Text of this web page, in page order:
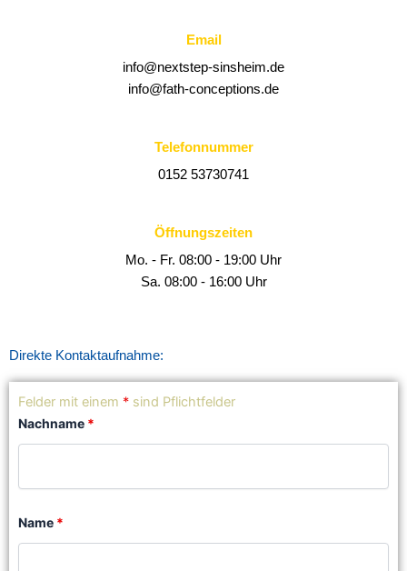
Email
info@nextstep-sinsheim.de
info@fath-conceptions.de
Telefonnummer
0152 53730741
Öffnungszeiten
Mo. - Fr. 08:00 - 19:00 Uhr
Sa. 08:00 - 16:00 Uhr
Direkte Kontaktaufnahme:
Felder mit einem * sind Pflichtfelder
Nachname *
Name *